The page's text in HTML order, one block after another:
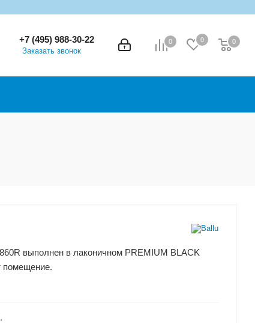
0 0 0
0
+7 (495) 988-30-22
Заказать звонок
выполнен в лаконичном PREMIUM BLACK
помещение.